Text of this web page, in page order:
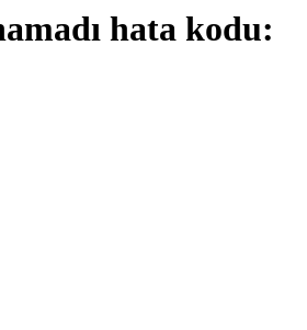
hata kodu: